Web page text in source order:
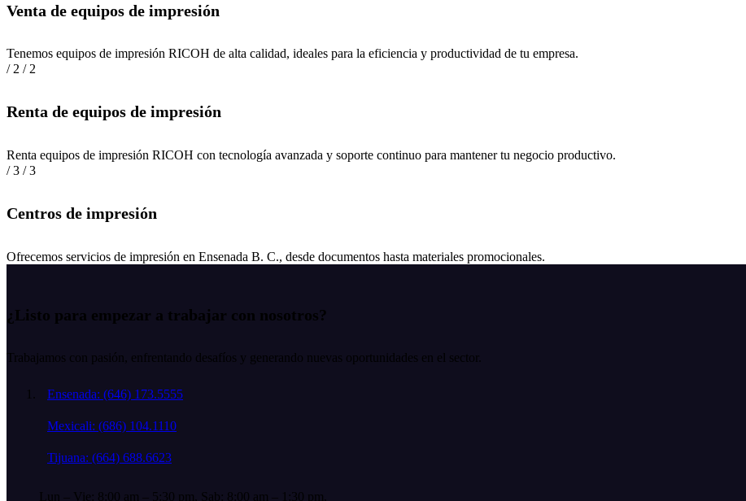
Venta de equipos de impresión
Tenemos equipos de impresión RICOH de alta calidad, ideales para la eficiencia y productividad de tu empresa.
/ 2 / 2
Renta de equipos de impresión
Renta equipos de impresión RICOH con tecnología avanzada y soporte continuo para mantener tu negocio productivo.
/ 3 / 3
Centros de impresión
Ofrecemos servicios de impresión en Ensenada B. C., desde documentos hasta materiales promocionales.
¿Listo para empezar a trabajar con nosotros?
Trabajamos con pasión, enfrentando desafíos y generando nuevas oportunidades en el sector.
Ensenada: (646) 173.5555
Mexicali: (686) 104.1110
Tijuana: (664) 688.6623
Lun – Vie: 8:00 am – 5:30 pm, Sab: 8:00 am – 1:30 pm,